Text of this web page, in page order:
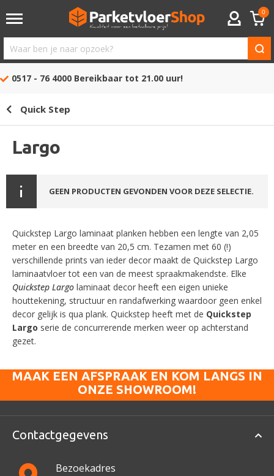
ACCOUNT
0
Waar
ben
opzoek?
0517 - 76 4000 Bereikbaar tot 21.00 uur!
Quick Step
Largo
GEEN PRODUCTEN GEVONDEN VOOR DEZE SELECTIE.
Quickstep Largo laminaat planken hebben een lengte van 2,05
meter en een breedte van 20,5 cm. Tezamen met 60 (!)
verschillende prints van ieder decor maakt de Quickstep Largo
laminaatvloer tot een van de meest spraakmakendste. Elke
Quickstep Largo laminaat decor heeft een eigen unieke
houttekening, structuur en randafwerking waardoor geen enkel
decor gelijk is qua plank. Quickstep heeft met de Quickstep
Largo serie de concurrerende merken weer op achterstand
gezet.
MAAK EEN AFSPRAAK EN KOM LANGS IN
ONZE SHOWROOM!
Contactgegevens
Bezoekadres